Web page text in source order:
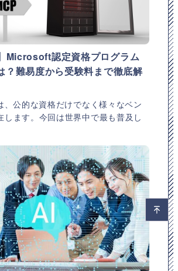
Microsoft認定資格プログラム
？難易度から受験料まで徹底解
、公的な資格だけでなく様々なベン
します。今回は世界中で最も普及し